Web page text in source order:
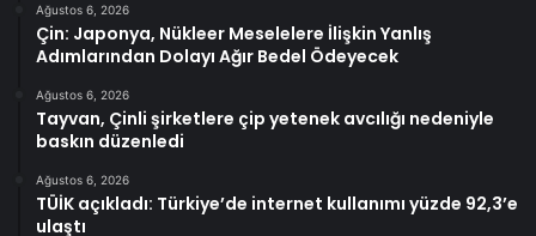
Ağustos 6, 2026
Çin: Japonya, Nükleer Meselelere İlişkin Yanlış
Adımlarından Dolayı Ağır Bedel Ödeyecek
Ağustos 6, 2026
Tayvan, Çinli şirketlere çip yetenek avcılığı nedeniyle
baskın düzenledi
Ağustos 6, 2026
TÜİK açıkladı: Türkiye’de internet kullanımı yüzde 92,3’e
ulaştı